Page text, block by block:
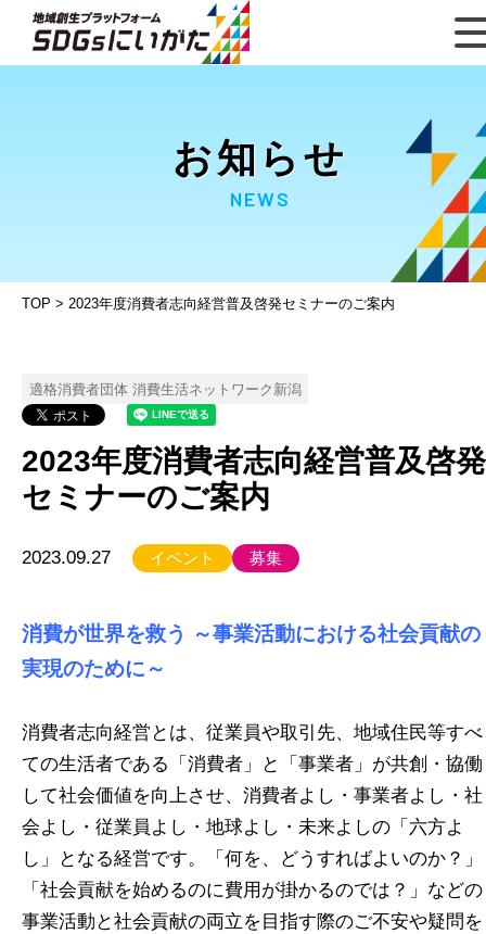
お知らせ
NEWS
TOP > 2023年度消費者志向経営普及啓発セミナーのご案内
適格消費者団体 消費生活ネットワーク新潟
2023年度消費者志向経営普及啓発
セミナーのご案内
2023.09.27 イベント 募集
消費が世界を救う ～事業活動における社会貢献の
実現のために～
消費者志向経営とは、従業員や取引先、地域住民等すべ
ての生活者である「消費者」と「事業者」が共創・協働
して社会価値を向上させ、消費者よし・事業者よし・社
会よし・従業員よし・地球よし・未来よしの「六方よ
し」となる経営です。「何を、どうすればよいのか？」
「社会貢献を始めるのに費用が掛かるのでは？」などの
事業活動と社会貢献の両立を目指す際のご不安や疑問を